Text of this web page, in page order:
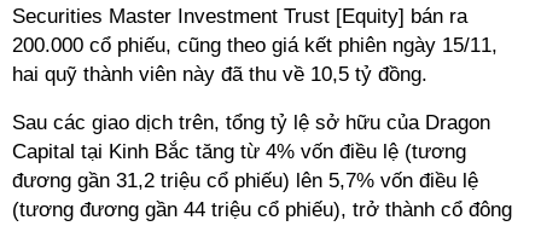
Securities Master Investment Trust [Equity] bán ra
200.000 cổ phiếu, cũng theo giá kết phiên ngày 15/11,
hai quỹ thành viên này đã thu về 10,5 tỷ đồng.
Sau các giao dịch trên, tổng tỷ lệ sở hữu của Dragon
Capital tại Kinh Bắc tăng từ 4% vốn điều lệ (tương
đương gần 31,2 triệu cổ phiếu) lên 5,7% vốn điều lệ
(tương đương gần 44 triệu cổ phiếu), trở thành cổ đông